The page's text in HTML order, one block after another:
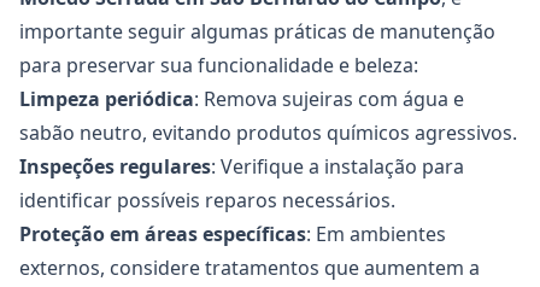
importante seguir algumas práticas de manutenção
para preservar sua funcionalidade e beleza:
Limpeza periódica: Remova sujeiras com água e
sabão neutro, evitando produtos químicos agressivos.
Inspeções regulares: Verifique a instalação para
identificar possíveis reparos necessários.
Proteção em áreas específicas: Em ambientes
externos, considere tratamentos que aumentem a